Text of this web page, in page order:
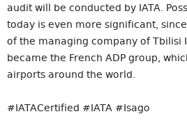
audit will be conducted by IATA.
today is even more significant,
of the managing company of
became the French ADP group,
airports around the world.
#IATACertified #IATA #Isago